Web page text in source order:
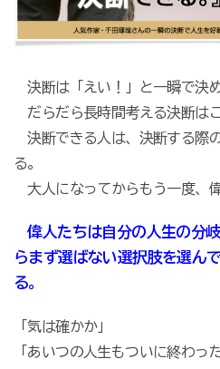
決断は「えい！」と一瞬で決め
だらだら長時間考える決断は
決断できる人は、決断する際
る。
大人になってからもう一度、
偉人たちは自分の人生の分
らまず選ばない選択肢を選ん
る。
「気は確かか」
「あいつの人生もついに終わった